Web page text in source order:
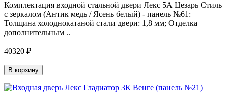
Комплектация входной стальной двери Лекс 5А Цезарь Стиль
с зеркалом (Антик медь / Ясень белый) - панель №61:
Толщина холоднокатаной стали двери: 1,8 мм; Отделка
дополнительным ..
40320 ₽
В корзину